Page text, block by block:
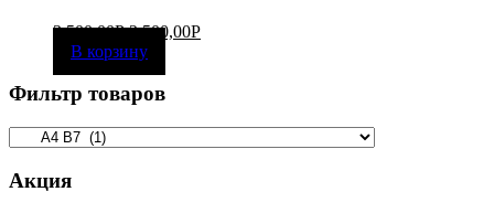
3 500,00Р 2 500,00Р
В корзину
Фильтр товаров
Акция